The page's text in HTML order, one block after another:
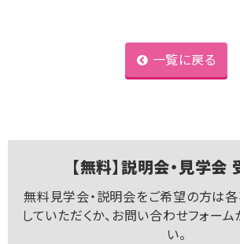
一覧に戻る
【無料】説明会・見学会
無料見学会・説明会をご希望の方は
していただくか、お問い合わせフォー
い。